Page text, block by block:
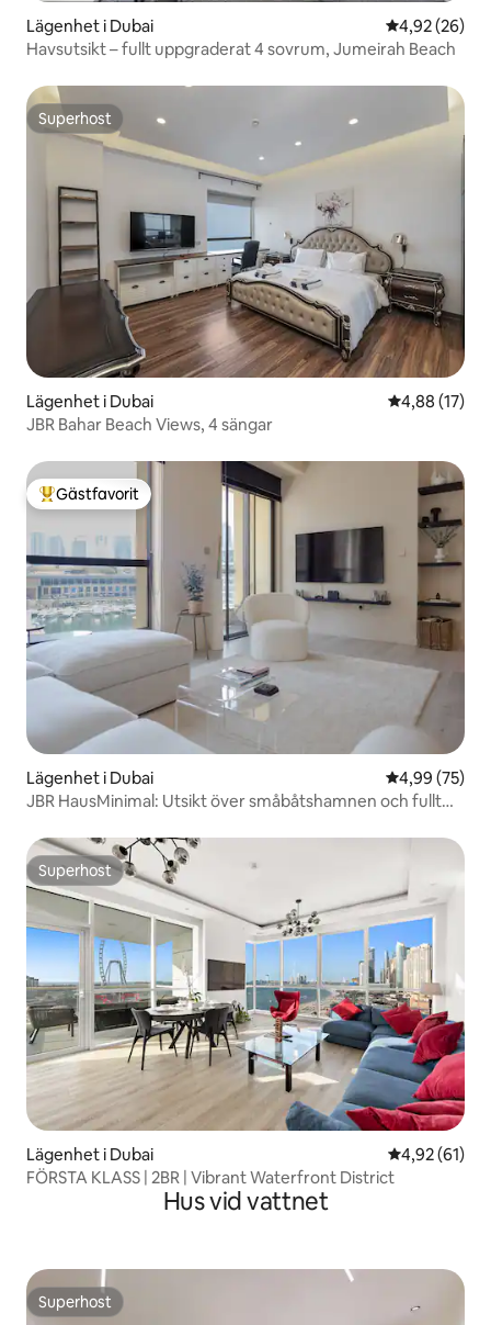
Lägenhet i Dubai 4,92 av 5 i
4,92 (26)
Havsutsikt – fullt uppgraderat 4 sovrum, Jumeirah Beach
Superhost
Superhost
Lägenhet i Dubai 4,88 av 5 i
4,88 (17)
JBR Bahar Beach Views, 4 sängar
Populär gästfavorit
Gästfavorit
Lägenhet i Dubai 4,99 av 5 i
4,99 (75)
JBR HausMinimal: Utsikt över småbåtshamnen och fullt
Superhost
Superhost
Lägenhet i Dubai 4,92 av 5 i
4,92 (61)
FÖRSTA KLASS | 2BR | Vibrant Waterfront District
Hus vid vattnet
Superhost
Superhost